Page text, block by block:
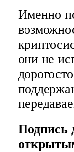
Именно
они не
Подпись